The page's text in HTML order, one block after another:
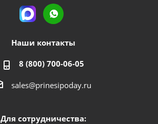
Наши контакты
8 (800) 700-06-05
sales@prinesipoday.ru
Для сотрудничества: